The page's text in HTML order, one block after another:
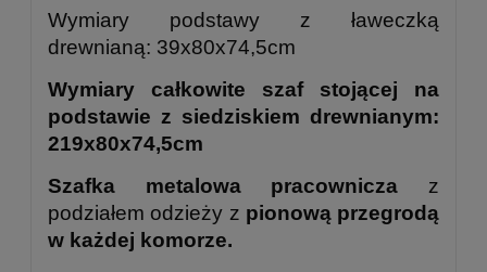
Wymiary podstawy z ławeczką
drewnianą: 39x80x74,5cm
Wymiary całkowite szaf stojącej na
podstawie z siedziskiem drewnianym:
219x80x74,5cm
Szafka metalowa pracownicza z
podziałem odzieży z pionową przegrodą
w każdej komorze.